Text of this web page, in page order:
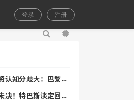
登录 注册
认知分歧大：巴黎夺
决！特巴斯淡定回